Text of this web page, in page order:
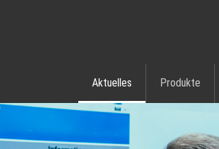
Aktuelles Produkte